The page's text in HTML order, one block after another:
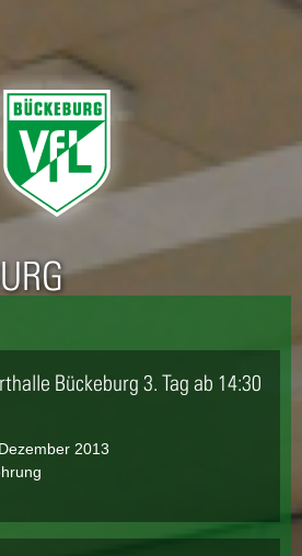
Bückeburg 3. Tag ab 14:30
2013